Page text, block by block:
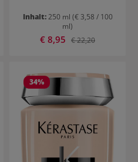
Inhalt:250 ml (€ 3,58 / 100
ml)
Verkaufspreis:
€ 8,95 Regulärer Preis:
€ 22,20
34%